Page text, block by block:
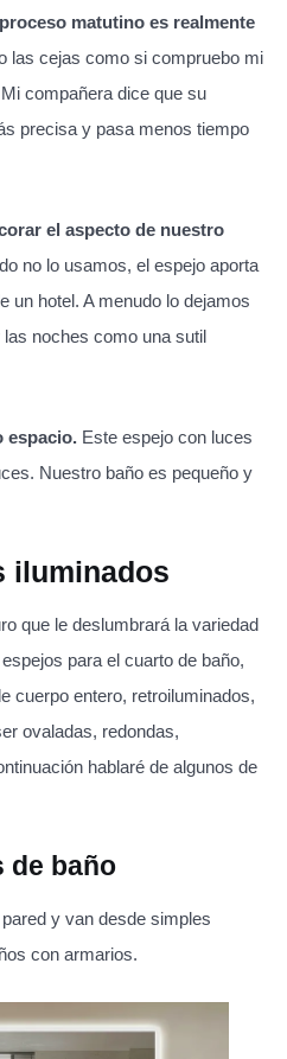
matutino es realmente
las cejas como si compruebo mi
compañera dice que su
precisa y pasa menos tiempo
el aspecto de nuestro
no lo usamos, el espejo aporta
un hotel. A menudo lo dejamos
noches como una sutil
espacio. Este espejo con luces
Nuestro baño es pequeño y
iluminados
que le deslumbrará la variedad
para el cuarto de baño,
cuerpo entero, retroiluminados,
ovaladas, redondas,
hablaré de algunos de
de baño
y van desde simples
con armarios.